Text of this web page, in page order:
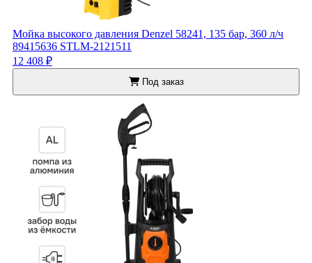
Мойка высокого давления Denzel 58241, 135 бар, 360 л/ч
89415636 STLM-2121511
12 408 ₽
Под заказ